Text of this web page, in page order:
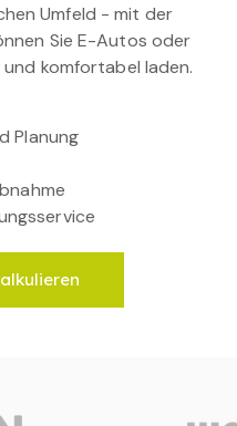
Umfeld - mit der
Sie E-Autos oder
komfortabel laden.
Planung